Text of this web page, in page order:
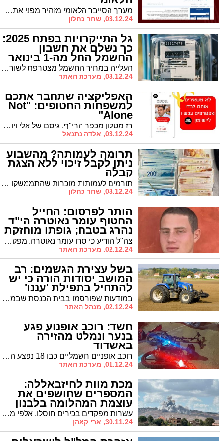
מערך הסייבר הלאומי מזהיר מפני אתר המתחזה לאתר המערך המופץ באמצעות לחיצה על קישורים המופיעים באתרים מפוקפקים שבהם קופצים באנרים וסרטונים
03.12.24, שחר כחלון
גל התייקרויות בפתח 2025:
כך נשלם את חשבון
החשמל החל מה-1 בינואר
העלייה במחיר החשמל מצטרפת לשורת התייקרויות צפויות בינואר: מחירי המים יעלו ב-3.4%, הארנונה ב-3%-5%, ובנוסף צפויות עליות במע"מ, בתחבורה הציבורית, במס בריאות ובביטוח הלאומי
03.12.24, מערכת האתר
האפליקציה שתחבר אתכם
למשפחות החטופים: "Not
Alone"
רז מטלון מכפר הרי"ף, גיסם של אלי ויוסי שרעבי החטופים בעזה, יזם את המיזם המרגש "Not Alone" שמחבר את משפחות החטופים ישירות לציבור הרחב. מטרת המיזם היא לחזק את המאבק להחזרת החטופים הביתה תוך יצירת ערוצי תמיכה אישיים ומרגשים.
03.12.24, אלדה נתנאל
תרומה לעמותה? מהשבוע
ניתן לקבל זיכוי ללא הצגת
קבלה
תורמים לעמותות מוכרות שהתממשקו למערכת הדיגיטלית של רשות המסים, יוכלו החל מיום שני השבוע לקבל זיכוי במס מבלי להציג קבלה
03.12.24, שחר כחלון
הותר לפרסום: החייל
החטוף עומר נאוטרה הי"ד
נהרג בטבח; גופתו מוחזקת
בעזה צה"ל הודיע כי סרן עומר נאוטרה, מפקד מחלקת טנקים שעלה מניו יורק, נפל בקרב ביום המתקפה; הרב הצבאי הראשי קבע את מותו על סמך ממצאים ומידע מהימן
02.12.24, מערכת האתר
בשל עצירת הגשמים: רב
המושב יסודות הורה כי יש
להתחיל בתפילת 'עננו'
במודעות שפורסמו בבית הכנסת שבמושב הסמוך יסודות, מודיע רב המושב הרב קליין כי יש להתחיל באמירת תפילת "עננו בורא עולם": מצפים לגשמים
02.12.24, מנהל האתר
חשד: רוכב אופנוע פגע
בנער ונמלט מהזירה
באשדוד
רוכב אופניים חשמליים כבן 18 נפצע הערב בתאונת דרכים בשדרות אלטלנה פינת שדרות ירושלים באשדוד. על פי החשד, רוכב אופנוע שהיה מעורב בתאונה נמלט מהמקום.
01.12.24, מערכת האתר
מכת מוות לחיזבאללה:
המספרים שחושפים את
עוצמת המהלומה בלבנון
(וידאו) עשרות מפקדים בכירים חוסלו, אלפי מטרות הושמדו ומאות אלפי פריטי לחימה הוחרמו: כך הפך צה"ל את חיזבאללה מארגון טרור חזק לגוף פצוע ומדמם. הנתונים המלאים נחשפים לראשונה
30.11.24, ארי קאהן